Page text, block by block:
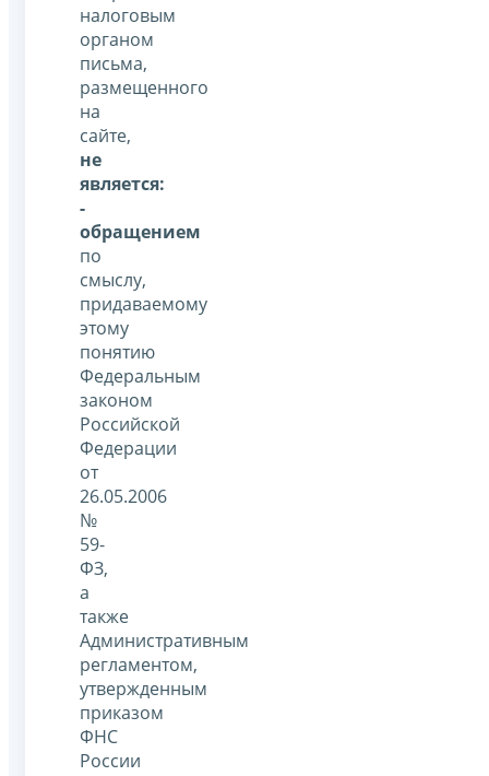
налоговым
органом
письма,
размещенного
на
сайте,
не
является:
-
обращением
по
смыслу,
придаваемому
этому
понятию
Федеральным
законом
Российской
Федерации
от
26.05.2006
№
59-
ФЗ,
а
также
Административным
регламентом,
утвержденным
приказом
ФНС
России